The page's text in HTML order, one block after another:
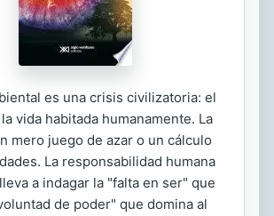
es una crisis civilizatoria: el
vida habitada humanamente. La
mero juego de azar o un cálculo
La responsabilidad humana
a indagar la "falta en ser" que
de poder" que domina al